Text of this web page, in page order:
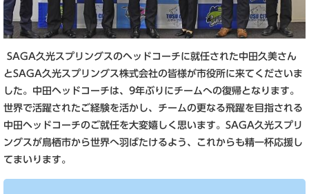
SAGA久光スプリングスのヘッドコーチに就任された中田久美さん
とSAGA久光スプリングス株式会社の皆様が市役所に来てくださいま
した。中田ヘッドコーチは、9年ぶりにチームへの復帰となります。
世界で活躍されたご経験を活かし、チームの更なる飛躍を目指される
中田ヘッドコーチのご就任を大変嬉しく思います。SAGA久光スプリ
ングスが鳥栖市から世界へ羽ばたけるよう、これからも精一杯応援し
てまいります。